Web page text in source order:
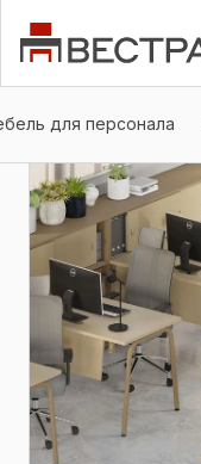
для персонала